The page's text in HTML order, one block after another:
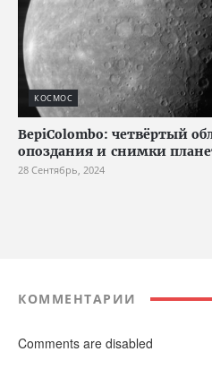
КОСМОС
BepiColombo: четвёртый
опоздания и снимки
28 Сентябрь, 2024
КОММЕНТАРИИ
Comments are disabled